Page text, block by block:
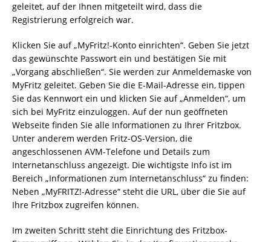
geleitet, auf der Ihnen mitgeteilt wird, dass die
Registrierung erfolgreich war.
Klicken Sie auf „MyFritz!-Konto einrichten“. Geben Sie jetzt
das gewünschte Passwort ein und bestätigen Sie mit
„Vorgang abschließen“. Sie werden zur Anmeldemaske von
MyFritz geleitet. Geben Sie die E-Mail-Adresse ein, tippen
Sie das Kennwort ein und klicken Sie auf „Anmelden“, um
sich bei MyFritz einzuloggen. Auf der nun geöffneten
Webseite finden Sie alle Informationen zu Ihrer Fritzbox.
Unter anderem werden Fritz-OS-Version, die
angeschlossenen AVM-Telefone und Details zum
Internetanschluss angezeigt. Die wichtigste Info ist im
Bereich „Informationen zum Internetanschluss“ zu finden:
Neben „MyFRITZ!-Adresse“ steht die URL, über die Sie auf
Ihre Fritzbox zugreifen können.
Im zweiten Schritt steht die Einrichtung des Fritzbox-